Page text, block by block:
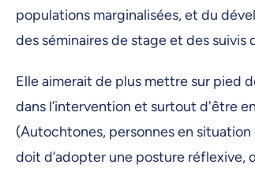
populations marginalisées, et du
des séminaires de stage et des suivis
Elle aimerait de plus mettre sur pied
dans l’intervention et surtout d'être
(Autochtones, personnes en
doit d’adopter une posture réflexive,